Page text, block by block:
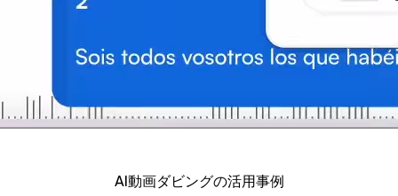
AI動画ダビングの活用事例